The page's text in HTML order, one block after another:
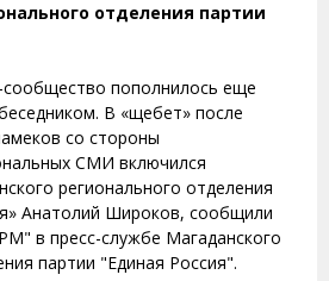
отделения партии
сообщество пополнилось еще
В «щебет» после
со стороны
СМИ включился
регионального отделения
Анатолий Широков, сообщили
в пресс-службе Магаданского
партии "Единая Россия".